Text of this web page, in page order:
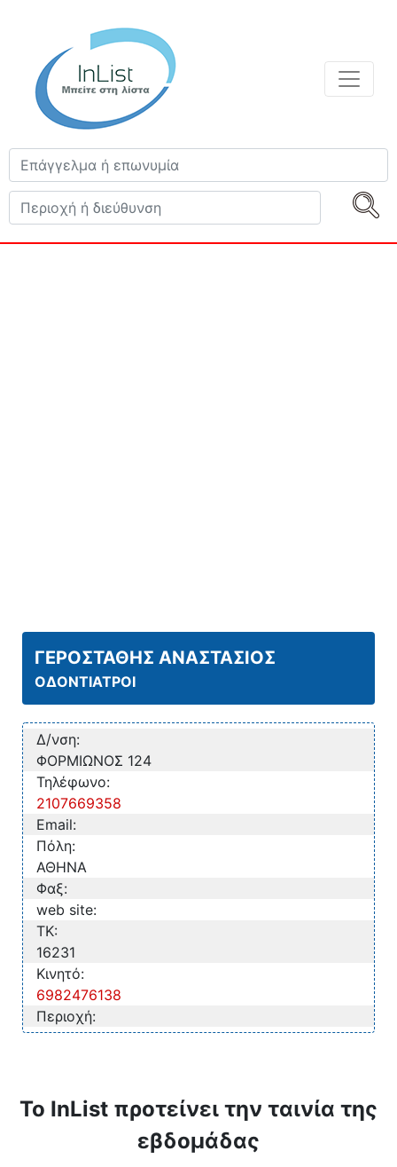
ΓΕΡΟΣΤΑΘΗΣ ΑΝΑΣΤΑΣΙΟΣ
ΟΔΟΝΤΙΑΤΡΟΙ
Δ/νση:
ΦΟΡΜΙΩΝΟΣ 124
Τηλέφωνο:
2107669358
Email:
Πόλη:
ΑΘΗΝΑ
Φαξ:
web site:
TK:
16231
Κινητό:
6982476138
Περιοχή:
Το InList προτείνει την ταινία της
εβδομάδας